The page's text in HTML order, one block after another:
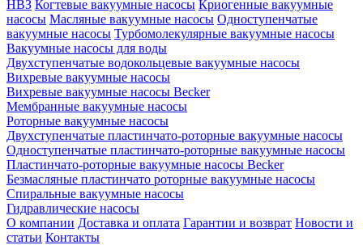
НВЗ Когтевые вакуумные насосы Криогенные вакуумные
насосы Масляные вакуумные насосы Одноступенчатые
вакуумные насосы Турбомолекулярные вакуумные насосы
Вакуумные насосы для воды
Двухступенчатые водокольцевые вакуумные насосы
Вихревые вакуумные насосы
Вихревые вакуумные насосы Becker
Мембранные вакуумные насосы
Роторные вакуумные насосы
Двухступенчатые пластинчато-роторные вакуумные насосы
Одноступенчатые пластинчато-роторные вакуумные насосы
Пластинчато-роторные вакуумные насосы Becker
Безмасляные пластинчато роторные вакуумные насосы
Спиральные вакуумные насосы
Гидравлические насосы
О компании Доставка и оплата Гарантии и возврат Новости и
статьи Контакты